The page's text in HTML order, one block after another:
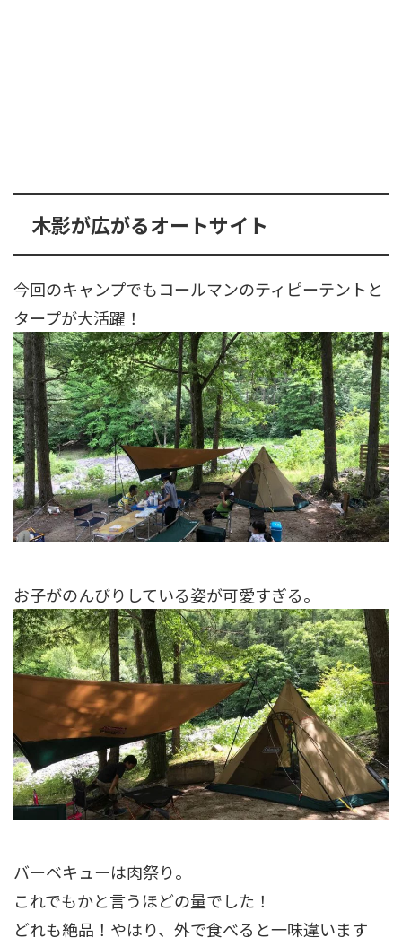
木影が広がるオートサイト
今回のキャンプでもコールマンのティピーテントと
タープが大活躍！
お子がのんびりしている姿が可愛すぎる。
バーベキューは肉祭り。
これでもかと言うほどの量でした！
どれも絶品！やはり、外で食べると一味違います